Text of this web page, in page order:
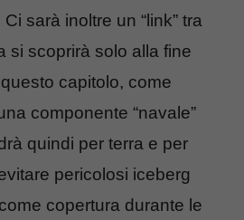
sarà inoltre un “link” tra
si scoprirà solo alla fine
capitolo, come
componente “navale”
quindi per terra e per
pericolosi iceberg
copertura durante le